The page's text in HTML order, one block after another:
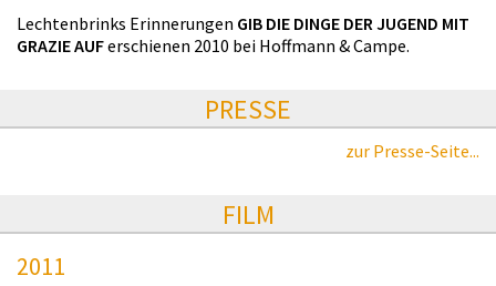
Lechtenbrinks Erinnerungen GIB DIE DINGE DER JUGEND MIT
GRAZIE AUFerschienen 2010 bei Hoffmann & Campe.
PRESSE
zur Presse-Seite...
FILM
2011